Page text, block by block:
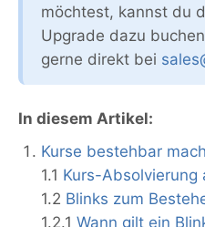
möchtest, kannst du
Upgrade dazu
gerne direkt bei
In diesem Artikel:
Kurse bestehbar
1.1 Kurs-Absolvierung
1.2 Blinks zum
1.2.1 Wann gilt ein